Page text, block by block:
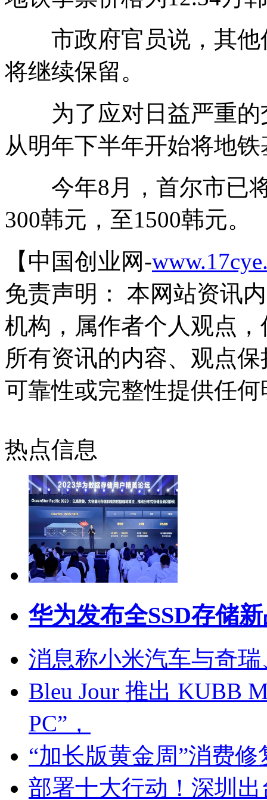
市政府官员说，其他
将继续保留。
为了应对日益严重的
从明年下半年开始将地
今年8月，首尔市已将
300韩元，至1500韩元。
【中国创业网-
免责声明： 本网站资讯
机构，属作者个人观点
所有资讯的内容、观点
可靠性或完整性提供任
热点信息
华为发布全SSD存储
消息称小米汽车与奇
Bleu Jour 推出 KUBB
PC”，
“加长版黄金周”消费
部署十大行动！深圳